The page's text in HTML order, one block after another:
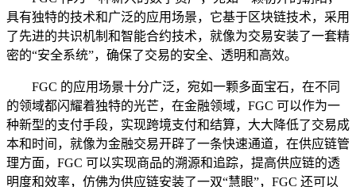
具有独特的技术和广泛的应用场景，它基于区块链技术，采用
了先进的共识机制和智能合约技术，就像为交易安装了一套精
密的“安全系统”，确保了交易的安全、透明和高效。
FGC 的应用场景十分广泛，宛如一颗多面宝石，在不同
的领域都闪耀着独特的光芒，在金融领域，FGC 可以作为一
种新型的支付手段，实现跨境支付和结算，大大降低了交易成
本和时间，就像为金融交易开辟了一条快速通道，在供应链管
理方面，FGC 可以实现商品的溯源和追踪，提高供应链的透
明度和效率，仿佛为供应链安装了一双“慧眼”，FGC 还可以